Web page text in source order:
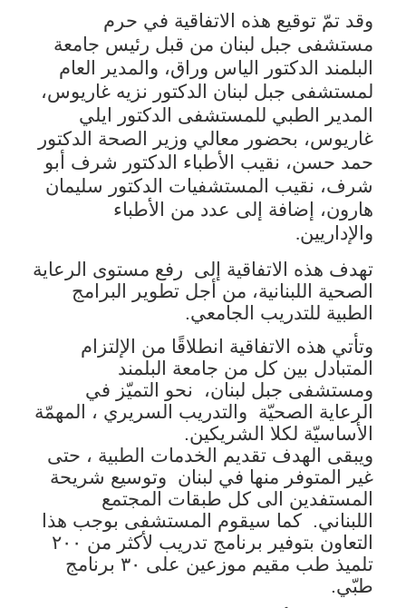
وقد تمّ توقيع هذه الاتفاقية في حرم
مستشفى جبل لبنان من قبل رئيس جامعة
البلمند الدكتور الياس وراق، والمدير العام
لمستشفى جبل لبنان الدكتور نزيه غاريوس،
المدير الطبي للمستشفى الدكتور ايلي
غاريوس، بحضور معالي وزير الصحة الدكتور
حمد حسن، نقيب الأطباء الدكتور شرف أبو
شرف، نقيب المستشفيات الدكتور سليمان
هارون، إضافة إلى عدد من الأطباء
والإداريين.
تهدف هذه الاتفاقية إلى رفع مستوى الرعاية
الصحية اللبنانية، من أجل تطوير البرامج
الطبية للتدريب الجامعي.
وتأتي هذه الاتفاقية انطلاقًا من الإلتزام
المتبادل بين كل من جامعة البلمند
ومستشفى جبل لبنان،
نحو التميّز في
الرعاية الصحيّة والتدريب السريري ، المهمّة
الأساسيّة لكلا الشريكين.
ويبقى الهدف تقديم الخدمات الطبية ، حتى
غير المتوفر منها في لبنان وتوسيع شريحة
المستفدين الى كل طبقات المجتمع
اللبناني. كما سيقوم المستشفى بوجب هذا
التعاون بتوفير برنامج تدريب لأكثر من ٢٠٠
تلميذ طب مقيم موزعين على ٣٠ برنامج
طبّي.